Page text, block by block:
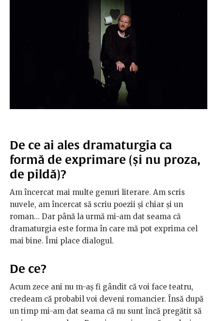
De ce ai ales dramaturgia ca
formă de exprimare (și nu proza,
de pildă)?
Am încercat mai multe genuri literare. Am scris
nuvele, am încercat să scriu poezii și chiar și un
roman... Dar până la urmă mi-am dat seama că
dramaturgia este forma în care mă pot exprima cel
mai bine. Îmi place dialogul.
De ce?
Acum zece ani nu m-aș fi gândit că voi face teatru,
credeam că probabil voi deveni romancier. Însă după
un timp mi-am dat seama că nu sunt încă pregătit să